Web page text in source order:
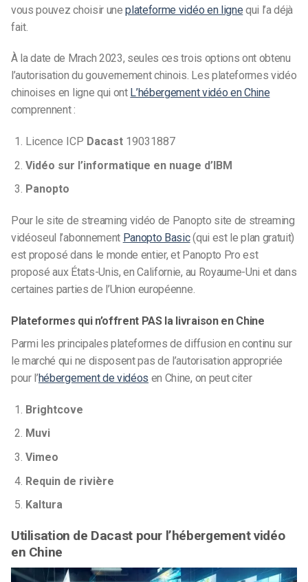
vous pouvez choisir uneplateforme vidéo en ligne qui l’a déjà
fait.
À la date de Mrach 2023, seules ces trois options ont obtenu
l’autorisation du gouvernement chinois. Les plateformes vidéo
chinoises en ligne qui ont L’hébergement vidéo en Chine
comprennent :
Licence ICP Dacast19031887
Vidéo sur l’informatique en nuage d’IBM
Panopto
Pour le site de streaming vidéo de Panopto site de streaming
vidéoseul l’abonnement Panopto Basic(qui est le plan gratuit)
est proposé dans le monde entier, et Panopto Pro est
proposé aux États-Unis, en Californie, au Royaume-Uni et dans
certaines parties de l’Union européenne.
Plateformes qui n’offrent PAS la livraison en Chine
Parmi les principales plateformes de diffusion en continu sur
le marché qui ne disposent pas de l’autorisation appropriée
pour l’hébergement de vidéos en Chine, on peut citer
Brightcove
Muvi
Vimeo
Requin de rivière
Kaltura
Utilisation de Dacast pour l’hébergement vidéo
en Chine